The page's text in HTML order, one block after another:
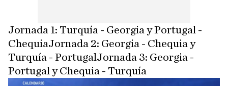
Jornada 1: Turquía - Georgia y Portugal -
ChequiaJornada 2: Georgia - Chequia y
Turquía - PortugalJornada 3: Georgia -
Portugal y Chequia - Turquía